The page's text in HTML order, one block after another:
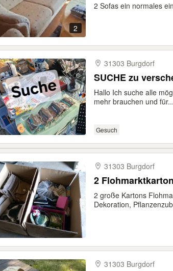
2
2 Sofas ein normales
31303 Burgdorf
SUCHE zu
Hallo Ich suche alle
mehr brauchen und für...
Gesuch
31303 Burgdorf
2
2 große Kartons
Dekoration,
31303 Burgdorf